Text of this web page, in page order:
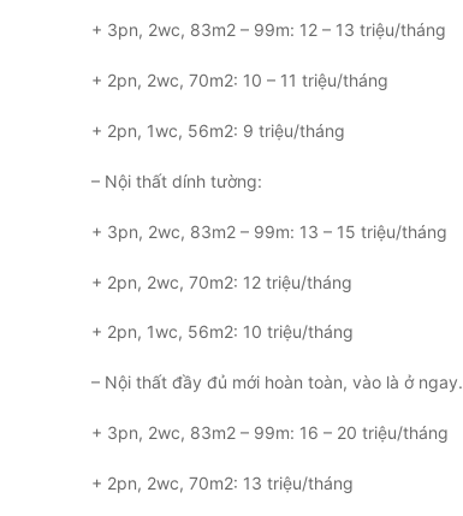
+ 3pn, 2wc, 83m2 – 99m: 12 – 13 triệu/tháng
+ 2pn, 2wc, 70m2: 10 – 11 triệu/tháng
+ 2pn, 1wc, 56m2: 9 triệu/tháng
– Nội thất dính tường:
+ 3pn, 2wc, 83m2 – 99m: 13 – 15 triệu/tháng
+ 2pn, 2wc, 70m2: 12 triệu/tháng
+ 2pn, 1wc, 56m2: 10 triệu/tháng
– Nội thất đầy đủ mới hoàn toàn, vào là ở ngay.
+ 3pn, 2wc, 83m2 – 99m: 16 – 20 triệu/tháng
+ 2pn, 2wc, 70m2: 13 triệu/tháng